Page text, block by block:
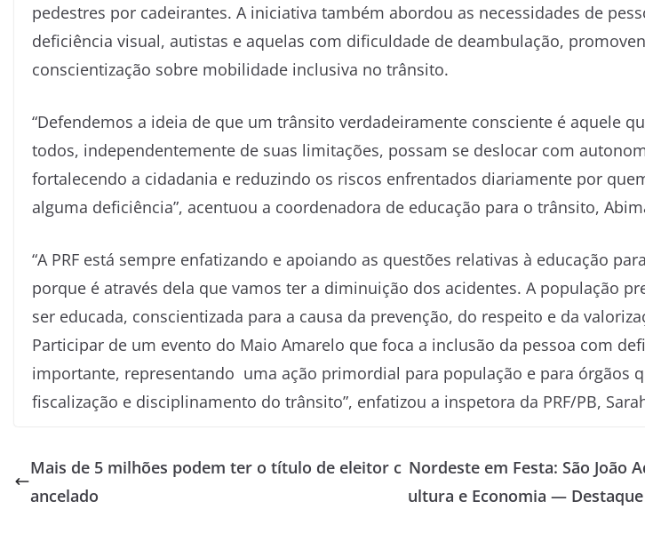
pedestres por cadeirantes. A iniciativa também abordou as necessidades de
deficiência visual, autistas e aquelas com dificuldade de deambulação,
conscientização sobre mobilidade inclusiva no trânsito.
“Defendemos a ideia de que um trânsito verdadeiramente consciente é aquele
todos, independentemente de suas limitações, possam se deslocar com
fortalecendo a cidadania e reduzindo os riscos enfrentados diariamente por
alguma deficiência”, acentuou a coordenadora de educação para o trânsito,
“A PRF está sempre enfatizando e apoiando as questões relativas à educação
porque é através dela que vamos ter a diminuição dos acidentes. A população
ser educada, conscientizada para a causa da prevenção, do respeito e da
Participar de um evento do Maio Amarelo que foca a inclusão da pessoa com
importante, representando uma ação primordial para população e para órgãos
fiscalização e disciplinamento do trânsito”, enfatizou a inspetora da PRF/PB,
Mais de 5 milhões podem ter o título de eleitor c
ancelado
Nordeste em Festa: São João
ultura e Economia — Destaque